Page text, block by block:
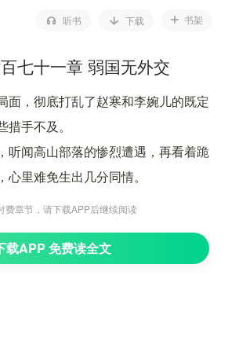
听书 下载 书架
七十一章 弱国无外交
面，彻底打乱了赵寒和李婉儿的既定
手不及。
听闻高山部落的惨烈遭遇，再看着跪
里难免生出几分同情。
掌权者，自然清楚凡事必须以大局为
费章节，请下载APP后继续阅读
载APP 免费读全文